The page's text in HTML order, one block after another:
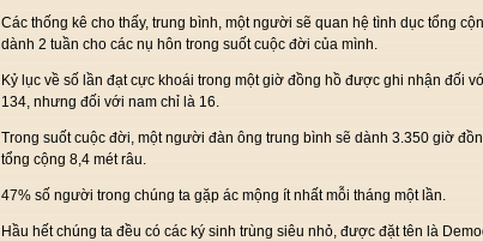
Các thống kê cho thấy, trung bình, một người sẽ quan hệ tình dục tổng
dành 2 tuần cho các nụ hôn trong suốt cuộc đời của mình.
Kỷ lục về số lần đạt cực khoái trong một giờ đồng hồ được ghi nhận đối
134, nhưng đối với nam chỉ là 16.
Trong suốt cuộc đời, một người đàn ông trung bình sẽ dành 3.350 giờ
tổng cộng 8,4 mét râu.
47% số người trong chúng ta gặp ác mộng ít nhất mỗi tháng một lần.
Hầu hết chúng ta đều có các ký sinh trùng siêu nhỏ, được đặt tên là